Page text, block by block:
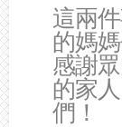
這兩
的媽
感謝
的家
們！